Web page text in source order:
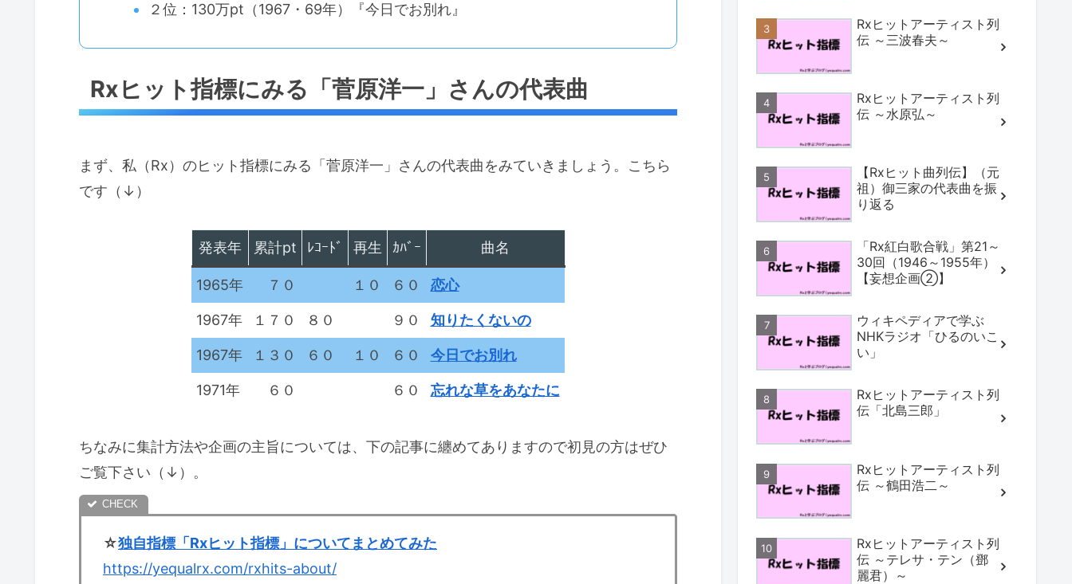
２位：130万pt（1967・69年）『今日でお別れ』
Rxヒット指標にみる「菅原洋一」さんの代表曲
まず、私（Rx）のヒット指標にみる「菅原洋一」さんの代表曲をみていきましょう。こちら
です（↓）
発表年 累計pt ﾚｺｰﾄﾞ 再生 ｶﾊﾞｰ 曲名
1965年 ７０ １０ ６０ 恋心
1967年 １７０ ８０ ９０ 知りたくないの
1967年 １３０ ６０ １０ ６０ 今日でお別れ
1971年 ６０ ６０ 忘れな草をあなたに
ちなみに集計方法や企画の主旨については、下の記事に纏めてありますので初見の方はぜひ
ご覧下さい（↓）。
☆独自指標「Rxヒット指標」についてまとめてみた
https://yequalrx.com/rxhits-about/
Rxヒットアーティスト列
伝 ～三波春夫～
Rxヒットアーティスト列
伝 ～水原弘～
【Rxヒット曲列伝】（元
祖）御三家の代表曲を振
り返る
「Rx紅白歌合戦」第21～
30回（1946～1955年）
【妄想企画②】
ウィキペディアで学ぶ
NHKラジオ「ひるのいこ
い」
Rxヒットアーティスト列
伝「北島三郎」
Rxヒットアーティスト列
伝 ～鶴田浩二～
Rxヒットアーティスト列
伝 ～テレサ・テン（鄧
麗君）～